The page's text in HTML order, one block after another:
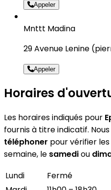
Appeler
Mnttt Madina
29 Avenue Lenine
Appeler
Horaires
Les horaires indiqués pour
fournis à titre indicatif.
téléphoner pour vérifier
semaine, le samediou
Lundi
Fermé